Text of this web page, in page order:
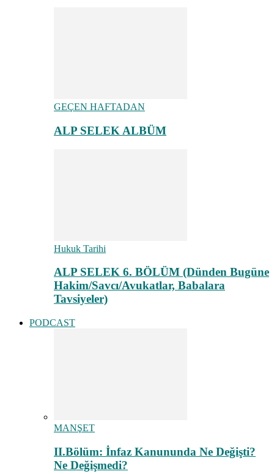
GEÇEN HAFTADAN
ALP SELEK ALBÜM
Hukuk Tarihi
ALP SELEK 6. BÖLÜM (Dünden Bugüne
Hakim/Savcı/Avukatlar, Babalara
Tavsiyeler)
PODCAST
MANŞET
II.Bölüm: İnfaz Kanununda Ne Değişti?
Ne Değişmedi?